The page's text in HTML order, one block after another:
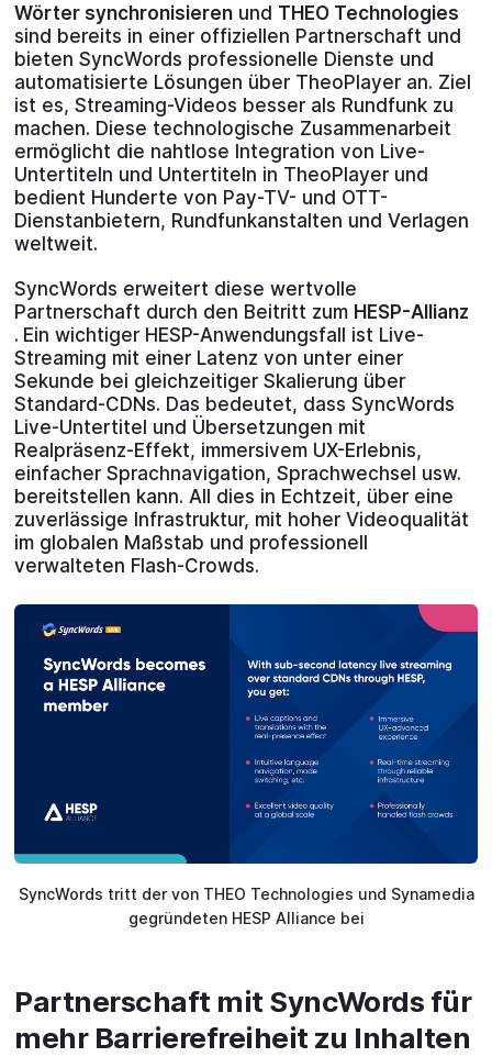
Wörter synchronisieren und THEO Technologies
sind bereits in einer offiziellen Partnerschaft und
bieten SyncWords professionelle Dienste und
automatisierte Lösungen über TheoPlayer an. Ziel
ist es, Streaming-Videos besser als Rundfunk zu
machen. Diese technologische Zusammenarbeit
ermöglicht die nahtlose Integration von Live-
Untertiteln und Untertiteln in TheoPlayer und
bedient Hunderte von Pay-TV- und OTT-
Dienstanbietern, Rundfunkanstalten und Verlagen
weltweit.
SyncWords erweitert diese wertvolle
Partnerschaft durch den Beitritt zum HESP-Allianz
. Ein wichtiger HESP-Anwendungsfall ist Live-
Streaming mit einer Latenz von unter einer
Sekunde bei gleichzeitiger Skalierung über
Standard-CDNs. Das bedeutet, dass SyncWords
Live-Untertitel und Übersetzungen mit
Realpräsenz-Effekt, immersivem UX-Erlebnis,
einfacher Sprachnavigation, Sprachwechsel usw.
bereitstellen kann. All dies in Echtzeit, über eine
zuverlässige Infrastruktur, mit hoher Videoqualität
im globalen Maßstab und professionell
verwalteten Flash-Crowds.
SyncWords tritt der von THEO Technologies und Synamedia
gegründeten HESP Alliance bei
Partnerschaft mit SyncWords für
mehr Barrierefreiheit zu Inhalten